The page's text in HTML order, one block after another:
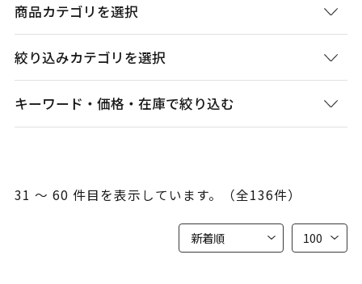
商品カテゴリを選択
絞り込みカテゴリを選択
キーワード・価格・在庫で絞り込む
31 ～ 60 件目を表示しています。（全136件）